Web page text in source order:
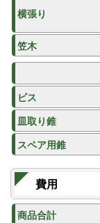
横張り
笠木
ビス
皿取り錐
スペア用錐
費用
商品合計